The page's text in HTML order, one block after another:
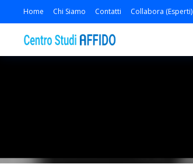
Home Chi Siamo Contatti Collabora (Esperti)